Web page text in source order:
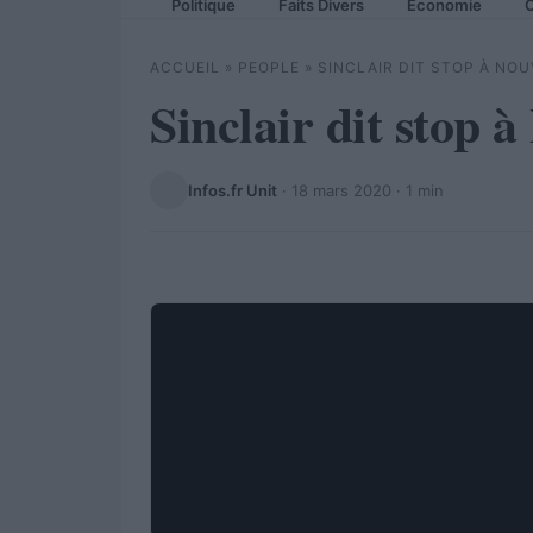
Politique Faits Divers Economie
ACCUEIL » PEOPLE » SINCLAIR DIT STOP À
Sinclair dit stop
Infos.fr Unit · 18 mars 2020 · 1 min